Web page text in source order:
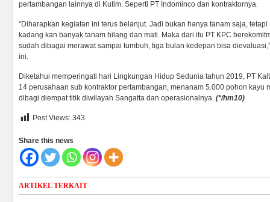
pertambangan lainnya di Kutim. Seperti PT Indominco dan kontraktornya.
“Diharapkan kegiatan ini terus belanjut. Jadi bukan hanya tanam saja,
kadang kan banyak tanam hilang dan mati. Maka dari itu PT KPC
sudah dibagai merawat sampai tumbuh, tiga bulan kedepan bisa
ini.
Diketahui memperingati hari Lingkungan Hidup Sedunia tahun 2019, PT
14 perusahaan sub kontraktor pertambangan, menanam 5.000 pohon kayu
dibagi diempat titik diwilayah Sangatta dan operasionalnya. (*/hm10)
Post Views: 343
Share this news
ARTIKEL TERKAIT